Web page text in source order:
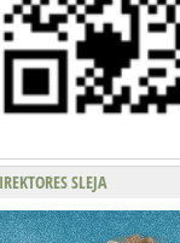
SLEJA